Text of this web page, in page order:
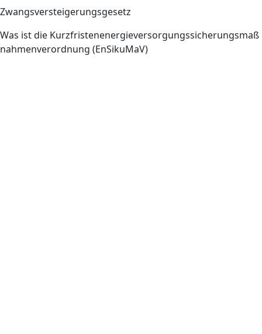
Zwangsversteigerungsgesetz
Was ist die Kurzfristenenergieversorgungssicherungsmaß
nahmenverordnung (EnSikuMaV)